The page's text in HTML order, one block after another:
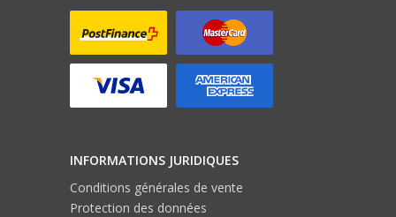
INFORMATIONS JURIDIQUES
Conditions générales de vente
Protection des données